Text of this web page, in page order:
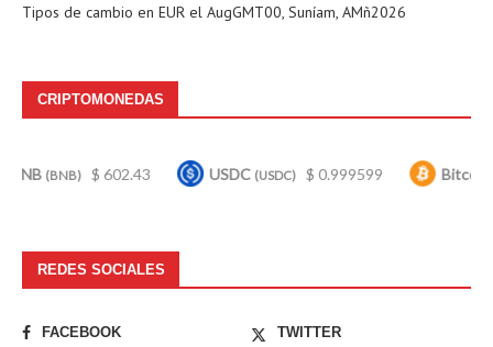
Tipos de cambio en EUR el AugGMT00, Suníam, AMñ2026
CRIPTOMONEDAS
$ 602.43 USDC(USDC) $ 0.999599 Bitcoin (BTC)
REDES SOCIALES
FACEBOOK
TWITTER